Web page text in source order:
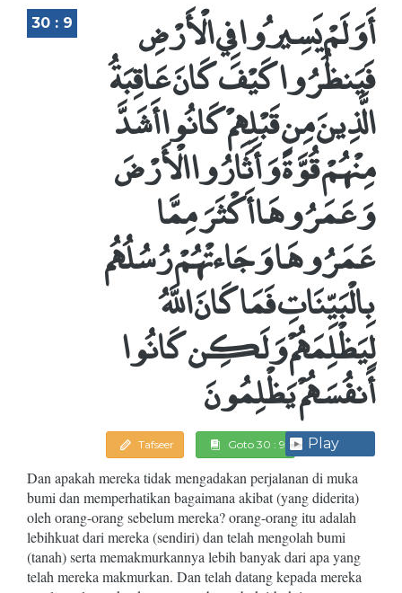
30 : 9 أَوَلَمْ يَسِيرُوا فِي الْأَرْضِ
فَيَنظُرُوا كَيْفَ كَانَ عَاقِبَةُ
الَّذِينَ مِن قَبْلِهِمْ كَانُوا أَشَدَّ
مِنْهُمْ قُوَّةً وَأَثَارُوا الْأَرْضَ
وَعَمَرُوهَا أَكْثَرَ مِمَّا
عَمَرُوهَا وَجَاءتْهُمْ رُسُلُهُم
بِالْبَيِّنَاتِ فَمَا كَانَ اللَّهُ
لِيَظْلِمَهُمْ وَلَكِن كَانُوا
أَنفُسَهُمْ يَظْلِمُونَ
Tafseer Goto 30 : 9 Play
Dan apakah mereka tidak mengadakan perjalanan di muka
bumi dan memperhatikan bagaimana akibat (yang diderita)
oleh orang-orang sebelum mereka? orang-orang itu adalah
lebihkuat dari mereka (sendiri) dan telah mengolah bumi
(tanah) serta memakmurkannya lebih banyak dari apa yang
telah mereka makmurkan. Dan telah datang kepada mereka